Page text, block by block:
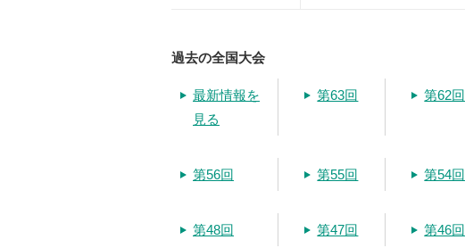
過去の全国大会
最新情報を
見る
第63回 第62回
第56回 第55回 第54回
第48回 第47回 第46回